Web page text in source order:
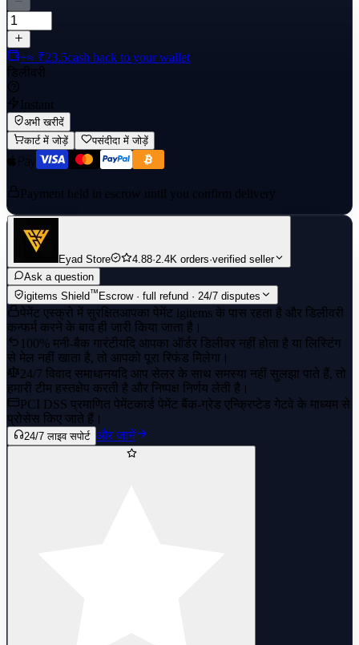
+≈ ₹23.5cash back to your wallet
डिलीवरी
Instant
अभी खरीदें
कार्ट में जोड़ें
पसंदीदा में जोड़ें
Payment held in escrow until you confirm delivery
Eyad Store 4.88·2.4K orders·verified seller
Ask a question
igitems Shield™ Escrow · full refund · 24/7 disputes
पेमेंट एस्क्रो में सुरक्षितआपका पेमेंट igitems के पास रहता है और डिलीवरी
कन्फर्म करने के बाद ही जारी किया जाता है।
100% मनी-बैक गारंटीयदि आपका ऑर्डर डिलीवर नहीं होता है या लिस्टिंग
से मेल नहीं खाता है, तो आपको पूरा रिफंड मिलेगा।
24/7 विवाद समाधानयदि आप सेलर के साथ समस्या नहीं सुलझा पाते हैं, तो
हमारी टीम हस्तक्षेप करती है और निष्पक्ष निर्णय लेती है।
PCI DSS प्रमाणित पेमेंटकार्ड पेमेंट बैंक-ग्रेड एन्क्रिप्टेड गेटवे के माध्यम से
प्रोसेस किए जाते हैं।
24/7 लाइव सपोर्ट और जानें